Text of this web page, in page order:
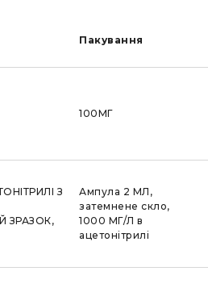
Пакування
100МГ
З
ЗРАЗОК,
Ампула 2 МЛ,
затемнене скло,
1000 МГ/Л в
ацетонітрилі